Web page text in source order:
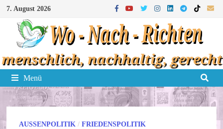
Zum
Inhalt
springen
7. August 2026
Menü
AUSSENPOLITIK /FRIEDENSPOLITIK